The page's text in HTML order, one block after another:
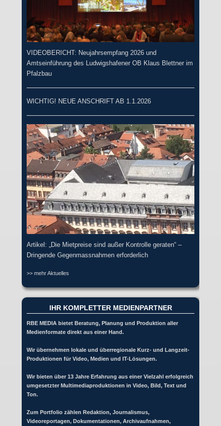
VIDEOBERICHT: Neujahrsempfang 2026 und
Amtseinführung des Ludwigshafener OB Klaus Blettner im
Pfalzbau
WICHTIG! NEUE ANSCHRIFT AB 1.1.2026
Artikel: „Die Mietpreise sind außer Kontrolle geraten“ –
Dringende Gegenmassnahmen erforderlich
>> mehr Aktuelles
IHR KOMPLETTER MEDIENPARTNER
RBE MEDIA bietet Beratung, Planung und Produktion aller
Medienformate direkt aus einer Hand.
Wir übernehmen lokale und überregionale Kurz- und Langzeit-
Produktionen für Video, Medien und IT-Lösungen.
Wir bieten über 13 Jahre Erfahrung aus einer Vielzahl erfolgreich
umgesetzter Multimediaproduktionen in Video, Bild, Text und
Ton.
Zum Portfolio zählen Redaktion, Journalismus,
Videoreportagen, Dokumentationen, Archivaufnahmen,